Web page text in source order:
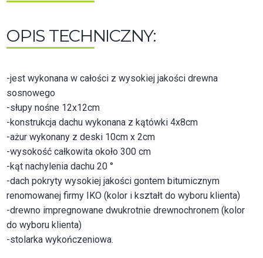
OPIS TECHNICZNY:
-jest wykonana w całości z wysokiej jakości drewna
sosnowego
-słupy nośne 12x12cm
-konstrukcja dachu wykonana z kątówki 4x8cm
-ażur wykonany z deski 10cm x 2cm
-wysokość całkowita około 300 cm
-kąt nachylenia dachu 20 °
-dach pokryty wysokiej jakości gontem bitumicznym
renomowanej firmy IKO (kolor i kształt do wyboru klienta)
-drewno impregnowane dwukrotnie drewnochronem (kolor
do wyboru klienta)
-stolarka wykończeniowa.